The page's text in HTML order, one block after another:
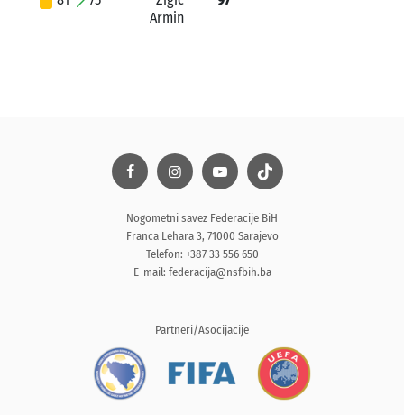
Armin
Nogometni savez Federacije BiH
Franca Lehara 3, 71000 Sarajevo
Telefon: +387 33 556 650
E-mail: federacija@nsfbih.ba
Partneri/Asocijacije